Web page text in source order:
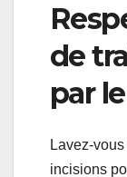
de
par
Lavez-
incisions